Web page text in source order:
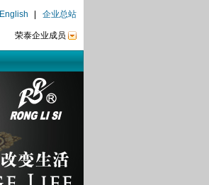
English 企业总站
荣泰企业成员